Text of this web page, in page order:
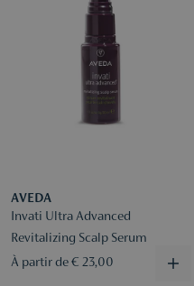
AVEDA
Invati Ultra Advanced
Revitalizing Scalp Serum
À partir de € 23,00